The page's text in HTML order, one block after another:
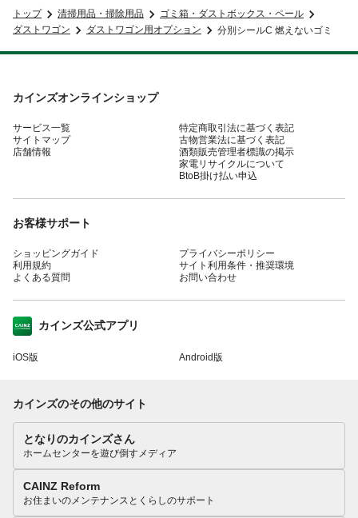
トップ 清掃用品・掃除用品
ゴミ箱・ダストボックス・ペール
ダストワゴン
ダストワゴン用オプション 分別シールC 燃えないゴミ
カインズオンラインショップ
サービス一覧
サイトマップ
店舗情報
特定商取引法に基づく表記
古物営業法に基づく表記
酒類販売管理者標識の掲示
家電リサイクルについて
BtoB掛け払い申込
お客様サポート
ショッピングガイド
利用規約
よくある質問
プライバシーポリシー
サイト利用条件・推奨環境
お問い合わせ
カインズ公式アプリ
iOS版 Android版
カインズのその他のサイト
となりのカインズさん
ホームセンターを遊び倒すメディア
CAINZ Reform
お住まいのメンテナンスとくらしのサポート